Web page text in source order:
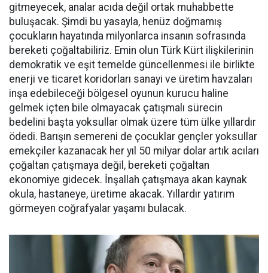
gitmeyecek, analar acıda değil ortak muhabbette
buluşacak. Şimdi bu yasayla, henüz doğmamış
çocukların hayatında milyonlarca insanın sofrasında
bereketi çoğaltabiliriz. Emin olun Türk Kürt ilişkilerinin
demokratik ve eşit temelde güncellenmesi ile birlikte
enerji ve ticaret koridorları sanayi ve üretim havzaları
inşa edebileceği bölgesel oyunun kurucu haline
gelmek içten bile olmayacak çatışmalı sürecin
bedelini başta yoksullar olmak üzere tüm ülke yıllardır
ödedi. Barışın semereni de çocuklar gençler yoksullar
emekçiler kazanacak her yıl 50 milyar dolar artık acıları
çoğaltan çatışmaya değil, bereketi çoğaltan
ekonomiye gidecek. İnşallah çatışmaya akan kaynak
okula, hastaneye, üretime akacak. Yıllardır yatırım
görmeyen coğrafyalar yaşamı bulacak.